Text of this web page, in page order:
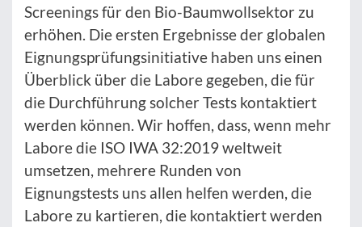
Screenings für den Bio-Baumwollsektor zu
erhöhen. Die ersten Ergebnisse der globalen
Eignungsprüfungsinitiative haben uns einen
Überblick über die Labore gegeben, die für
die Durchführung solcher Tests kontaktiert
werden können. Wir hoffen, dass, wenn mehr
Labore die ISO IWA 32:2019 weltweit
umsetzen, mehrere Runden von
Eignungstests uns allen helfen werden, die
Labore zu kartieren, die kontaktiert werden